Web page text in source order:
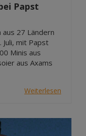
Papst
27 Ländern
mit Papst
Minis aus
aus Axams
Weiterlesen